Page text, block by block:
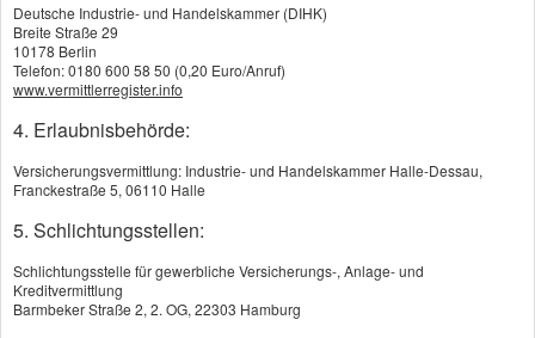
 0340/6611100
Mo.- Fr. 08:00 - 12:00 Uhr
oder nach Vereinbarung
Ich rufe Sie zum gewünschten Zeitpunkt gerne
 holger.amelang@myvers24.de
Oder nutzen Sie das Kontaktformular
Deutsche Industrie- und Handelskammer (DIHK)
Breite Straße 29
10178 Berlin
Telefon: 0180 600 58 50 (0,20 Euro/Anruf)
www.vermittlerregister.info
4. Erlaubnisbehörde:
Versicherungsvermittlung: Industrie- und Handelskammer Halle-Dessau,
Franckestraße 5, 06110 Halle
5. Schlichtungsstellen:
Schlichtungsstelle für gewerbliche Versicherungs-, Anlage- und
Kreditvermittlung
Barmbeker Straße 2, 2. OG, 22303 Hamburg